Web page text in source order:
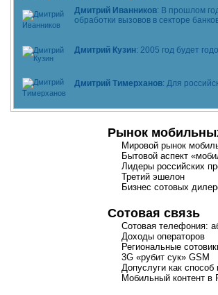
Дмитрий Иванников: В прошлом
обработки вызовов в секторе
Дмитрий Кузин: 2005 год будет
Дмитрий Тимерханов: Для
Рынок
Мировой рынок
Бытовой аспект
Лидеры российских
Третий эшелон
Бизнес сотовых
Сотовая связь
Сотовая телефония:
Доходы операторов
Региональные
3G «рубит сук» GSM
Допуслуги как
Мобильный контент в